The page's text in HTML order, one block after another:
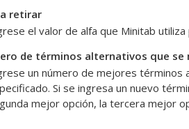
retirar
el valor de alfa que Minitab
de términos alternativos que se
un número de mejores términos
Si se ingresa un nuevo
mejor opción, la tercera mejor